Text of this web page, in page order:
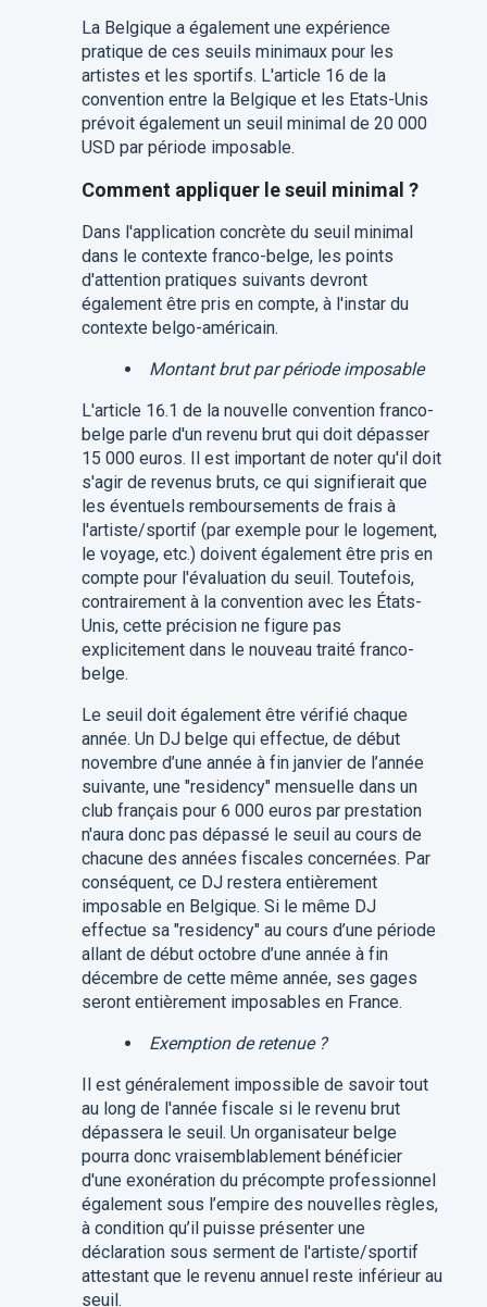
La Belgique a également une expérience
pratique de ces seuils minimaux pour les
artistes et les sportifs. L'article 16 de la
convention entre la Belgique et les Etats-Unis
prévoit également un seuil minimal de 20 000
USD par période imposable.
Comment appliquer le seuil minimal ?
Dans l'application concrète du seuil minimal
dans le contexte franco-belge, les points
d'attention pratiques suivants devront
également être pris en compte, à l'instar du
contexte belgo-américain.
Montant brut par période imposable
L'article 16.1 de la nouvelle convention franco-
belge parle d'un revenu brut qui doit dépasser
15 000 euros. Il est important de noter qu'il doit
s'agir de revenus bruts, ce qui signifierait que
les éventuels remboursements de frais à
l'artiste/sportif (par exemple pour le logement,
le voyage, etc.) doivent également être pris en
compte pour l'évaluation du seuil. Toutefois,
contrairement à la convention avec les États-
Unis, cette précision ne figure pas
explicitement dans le nouveau traité franco-
belge.
Le seuil doit également être vérifié chaque
année. Un DJ belge qui effectue, de début
novembre d’une année à fin janvier de l’année
suivante, une "residency" mensuelle dans un
club français pour 6 000 euros par prestation
n'aura donc pas dépassé le seuil au cours de
chacune des années fiscales concernées. Par
conséquent, ce DJ restera entièrement
imposable en Belgique. Si le même DJ
effectue sa "residency" au cours d’une période
allant de début octobre d’une année à fin
décembre de cette même année, ses gages
seront entièrement imposables en France.
Exemption de retenue ?
Il est généralement impossible de savoir tout
au long de l'année fiscale si le revenu brut
dépassera le seuil. Un organisateur belge
pourra donc vraisemblablement bénéficier
d'une exonération du précompte professionnel
également sous l’empire des nouvelles règles,
à condition qu’il puisse présenter une
déclaration sous serment de l'artiste/sportif
attestant que le revenu annuel reste inférieur au
seuil.